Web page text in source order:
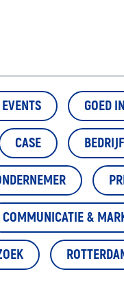
EVENTS GOED
CASE
COMMUNICATIE &